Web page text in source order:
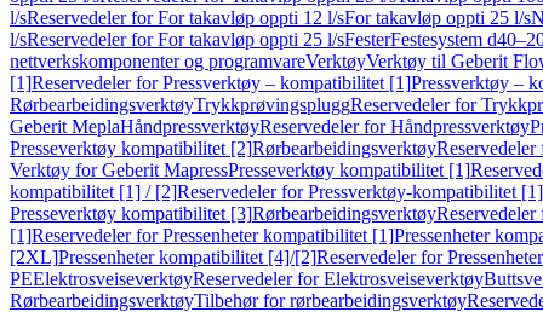
l/sReservedeler for For takavløp oppti 12 l/sFor takavløp oppti 25 l/s
l/sReservedeler for For takavløp oppti 25 l/sFesterFestesystem
nettverkskomponenter og programvareVerktøyVerktøy til Geberit
[1]Reservedeler for Pressverktøy – kompatibilitet [1]Pressverktøy –
RørbearbeidingsverktøyTrykkprøvingspluggReservedeler for
Geberit MeplaHåndpressverktøyReservedeler for Håndpressverktøy
Presseverktøy kompatibilitet [2]Rørbearbeidingsverktøy
Verktøy for Geberit MapressPresseverktøy kompatibilitet [1]
kompatibilitet [1] / [2]Reservedeler for Pressverktøy-kompatibilitet
Presseverktøy kompatibilitet [3]Rørbearbeidingsverktøy
[1]Reservedeler for Pressenheter kompatibilitet [1]Pressenheter
[2XL]Pressenheter kompatibilitet [4]/[2]Reservedeler for
PEElektrosveiseverktøyReservedeler for Elektrosveiseverktøy
RørbearbeidingsverktøyTilbehør for rørbearbeidingsverktøy